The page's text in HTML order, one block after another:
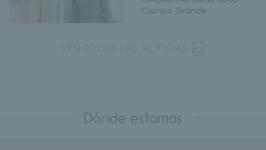
Campo Grande
Dónde estamos